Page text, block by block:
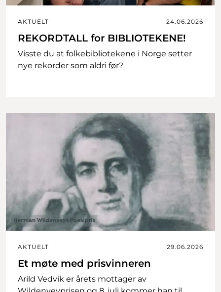
AKTUELT 24.06.2026
REKORDTALL for BIBLIOTEKENE!
Visste du at folkebibliotekene i Norge setter
nye rekorder som aldri før?
AKTUELT 29.06.2026
Et møte med prisvinneren
Arild Vedvik er årets mottager av